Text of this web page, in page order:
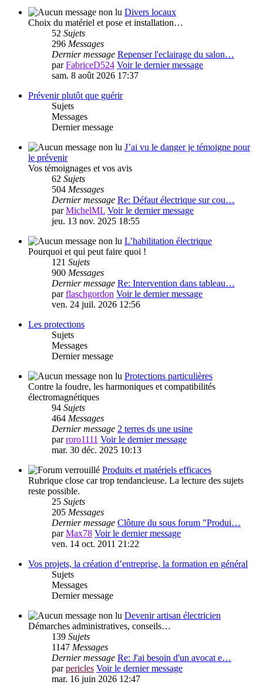
Divers locaux
Choix du matériel et pose et installation…
52 Sujets
296 Messages
Dernier message Repenser l'eclairage du salon…
parFabriceD524 Voir le dernier message
sam. 8 août 2026 17:37
Prévenir plutôt que guérir
Sujets
Messages
Dernier message
J’ai vu le danger je témoigne pour
le prévenir
Vos témoignages et vos avis
62 Sujets
504 Messages
Dernier message Re: Défaut électrique sur cou…
parMichelML Voir le dernier message
jeu. 13 nov. 2025 18:55
L’habilitation électrique
Pourquoi et qui peut faire quoi !
121 Sujets
900 Messages
Dernier message Re: Intervention dans tableau…
parflaschgordon Voir le dernier message
ven. 24 juil. 2026 12:56
Les protections
Sujets
Messages
Dernier message
Protections particulières
Contre la foudre, les harmoniques et compatibilités
électromagnétiques
94 Sujets
464 Messages
Dernier message 2 terres ds une usine
parroro1111 Voir le dernier message
mar. 30 déc. 2025 10:13
Produits et matériels efficaces
Rubrique close car trop tendancieuse. La lecture des sujets
reste possible.
25 Sujets
205 Messages
Dernier message Clôture du sous forum "Produi…
parMax78 Voir le dernier message
ven. 14 oct. 2011 21:22
Vos projets, la création d’entreprise, la formation en général
Sujets
Messages
Dernier message
Devenir artisan électricien
Démarches administratives, conseils…
139 Sujets
1147 Messages
Dernier message Re: J'ai besoin d'un avocat e…
parpericles Voir le dernier message
mar. 16 juin 2026 12:47